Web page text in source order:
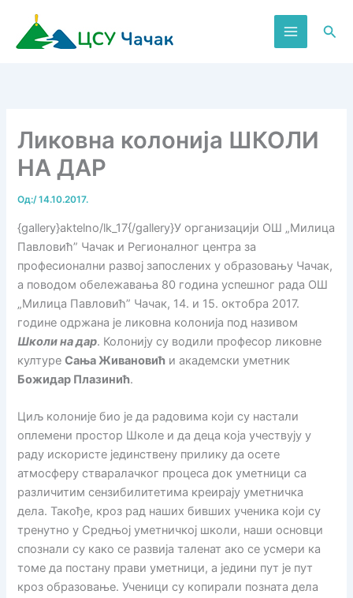
садржај
Ликовна колонија ШКОЛИ
НА ДАР
Од:/14.10.2017.
{gallery}aktelno/lk_17{/gallery}У организацији ОШ „Милица
Павловић” Чачак и Регионалног центра за
професионални развој запослених у образовању Чачак,
а поводом обележавања 80 година успешног рада ОШ
„Милица Павловић” Чачак, 14. и 15. октобра 2017.
године одржана је ликовна колонија под називом
Школи на дар. Колонију су водили професор ликовне
културеСања Живановић и академски уметник
Божидар Плазинић.
Циљ колоније био је да радовима који су настали
оплемени простор Школе и да деца која учествују у
раду искористе јединствену прилику да осете
атмосферу стваралачког процеса док уметници са
различитим сензибилитетима креирају уметничка
дела. Такође, кроз рад наших бивших ученика који су
тренутно у Средњој уметничкој школи, наши основци
спознали су како се развија таленат ако се усмери ка
томе да постану прави уметници, а једини пут је пут
кроз образовање. Ученици су копирали позната дела